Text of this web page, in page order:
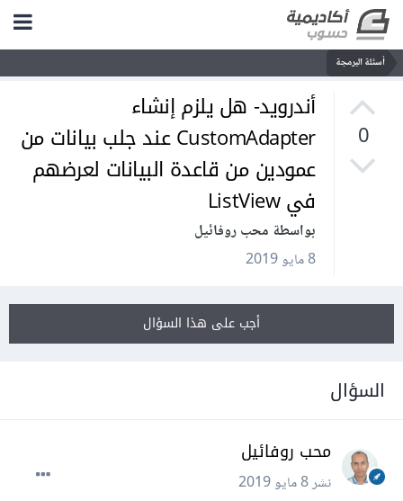
أسئلة البرمجة
0
أندرويد- هل يلزم إنشاء
CustomAdapter عند جلب بيانات من
عمودين من قاعدة البيانات لعرضهم
في ListView
بواسطة محب روفائيل
8 مايو 2019
أجب على هذا السؤال
السؤال
محب روفائيل
نشر8 مايو 2019